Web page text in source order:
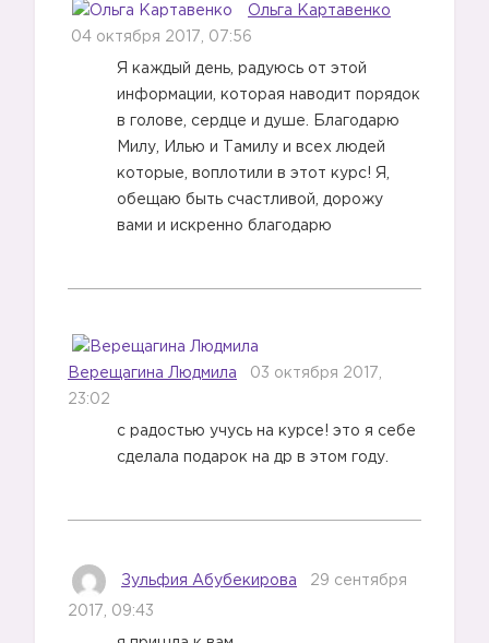
Ольга Картавенко
04 октября 2017, 07:56
Я каждый день, радуюсь от этой
информации, которая наводит порядок
в голове, сердце и душе. Благодарю
Милу, Илью и Тамилу и всех людей
которые, воплотили в этот курс! Я,
обещаю быть счастливой, дорожу
вами и искренно благодарю
Верещагина Людмила
03 октября 2017,
23:02
с радостью учусь на курсе! это я себе
сделала подарок на др в этом году.
Зульфия Абубекирова 29 сентября
2017, 09:43